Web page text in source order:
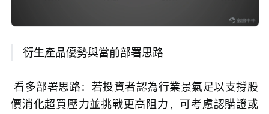
衍生產品優勢與當前部署思路
看多部署思路：若投資者認為行業景氣足以支撐股
價消化超買壓力並挑戰更高阻力，可考慮認購證或